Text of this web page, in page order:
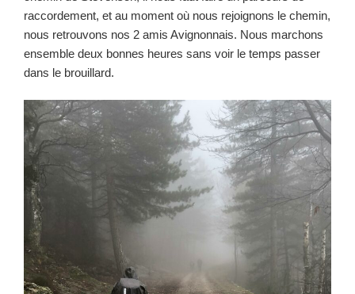
raccordement, et au moment où nous rejoignons le chemin,
nous retrouvons nos 2 amis Avignonnais. Nous marchons
ensemble deux bonnes heures sans voir le temps passer
dans le brouillard.